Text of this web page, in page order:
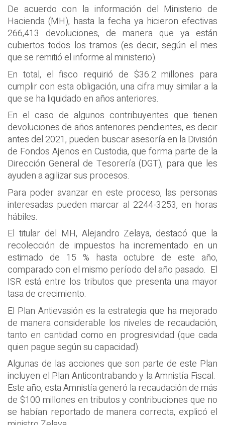
De acuerdo con la información del Ministerio de
Hacienda (MH), hasta la fecha ya hicieron efectivas
266,413 devoluciones, de manera que ya están
cubiertos todos los tramos (es decir, según el mes
que se remitió el informe al ministerio).
En total, el fisco requirió de $36.2 millones para
cumplir con esta obligación, una cifra muy similar a la
que se ha liquidado en años anteriores.
En el caso de algunos contribuyentes que tienen
devoluciones de años anteriores pendientes, es decir
antes del 2021, pueden buscar asesoría en la División
de Fondos Ajenos en Custodia, que forma parte de la
Dirección General de Tesorería (DGT), para que les
ayuden a agilizar sus procesos.
Para poder avanzar en este proceso, las personas
interesadas pueden marcar al 2244-3253, en horas
hábiles.
El titular del MH, Alejandro Zelaya, destacó que la
recolección de impuestos ha incrementado en un
estimado de 15 % hasta octubre de este año,
comparado con el mismo período del año pasado. El
ISR está entre los tributos que presenta una mayor
tasa de crecimiento.
El Plan Antievasión es la estrategia que ha mejorado
de manera considerable los niveles de recaudación,
tanto en cantidad como en progresividad (que cada
quien pague según su capacidad).
Algunas de las acciones que son parte de este Plan
incluyen el Plan Anticontrabando y la Amnistía Fiscal.
Este año, esta Amnistía generó la recaudación de más
de $100 millones en tributos y contribuciones que no
se habían reportado de manera correcta, explicó el